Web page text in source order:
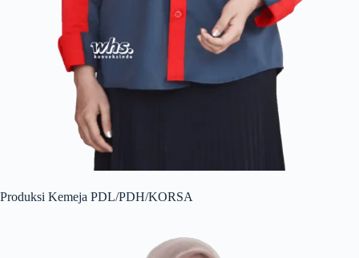
Produksi Kemeja PDL/PDH/KORSA